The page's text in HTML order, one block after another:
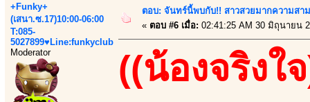
+Funky+
(เสนา.ซ.17)10:00-06:00
T:085-
5027899♥Line:funkyclub
Moderator
ตอบ: จันทร์นี้พบกับ!! สาวสวยมากความสา
« ตอบ #6 เมื่อ: 02:41:25 AM 30 มิถุนายน
((น้องจริงใ